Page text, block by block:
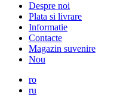
Despre noi
Plata si livrare
Informatie
Contacte
Magazin suvenire
Nou
ro
ru